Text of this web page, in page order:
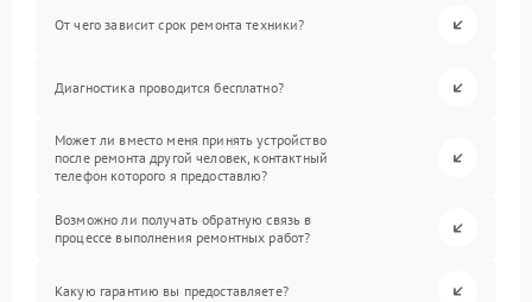
От чего зависит срок ремонта техники?
Диагностика проводится бесплатно?
Может ли вместо меня принять устройство
после ремонта другой человек, контактный
телефон которого я предоставлю?
Возможно ли получать обратную связь в
процессе выполнения ремонтных работ?
Какую гарантию вы предоставляете?